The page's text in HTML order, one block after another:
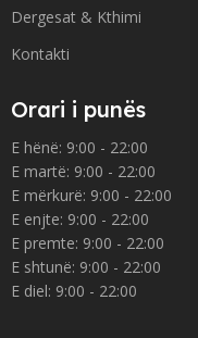
Dergesat & Kthimi
Kontakti
Orari i punës
E hënë: 9:00 - 22:00
E martë: 9:00 - 22:00
E mërkurë: 9:00 - 22:00
E enjte: 9:00 - 22:00
E premte: 9:00 - 22:00
E shtunë: 9:00 - 22:00
E diel: 9:00 - 22:00